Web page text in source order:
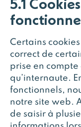
Certains
correct de
prise en
qu’internaute.
fonctionnels,
notre site web.
de saisir à